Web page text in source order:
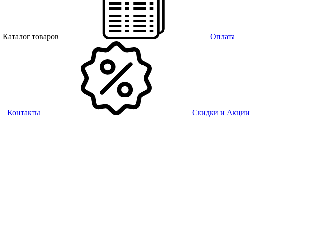
Каталог товаров Оплата
Контакты Скидки и Акции